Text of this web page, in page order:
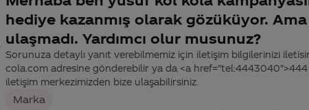
hediye kazanmış olarak gözüküyor.
ulaşmadı. Yardımcı olur musunuz?
Sorunuza detaylı yanıt verebilmemiz için iletişim bilgilerinizi
cola.com adresine gönderebilir ya da <a
iletişim merkezimizden bize ulaşabilirsiniz.
Marka